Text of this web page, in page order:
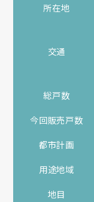
所在地
交通
総戸数
今回販売戸数
都市計画
用途地域
地目